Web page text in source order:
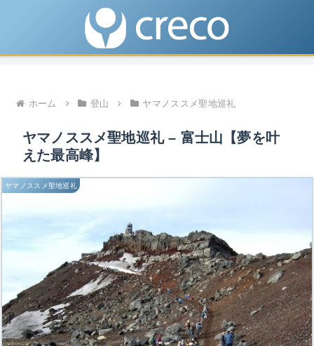
ホーム 登山 ヤマノススメ聖地巡礼
ヤマノススメ聖地巡礼 – 富士山【夢を叶
えた最高峰】
ヤマノススメ聖地巡礼